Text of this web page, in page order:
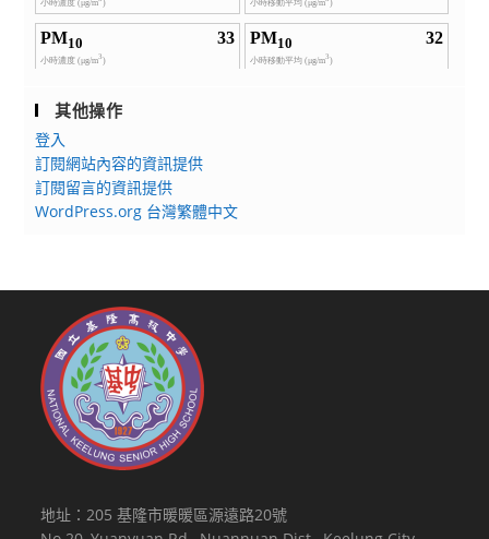
其他操作
登入
訂閱網站內容的資訊提供
訂閱留言的資訊提供
WordPress.org 台灣繁體中文
地址：205 基隆市暖暖區源遠路20號